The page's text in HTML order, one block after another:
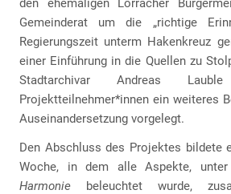
den ehemaligen Lörracher
Gemeinderat um die „richtige
Regierungszeit unterm Hakenkreuz
einer Einführung in die Quellen zu
Stadtarchivar Andreas
Projektteilnehmer*innen ein weiteres
Auseinandersetzung vorgelegt.
Den Abschluss des Projektes bildete
Woche, in dem alle Aspekte,
Harmonie beleuchtet wurde,